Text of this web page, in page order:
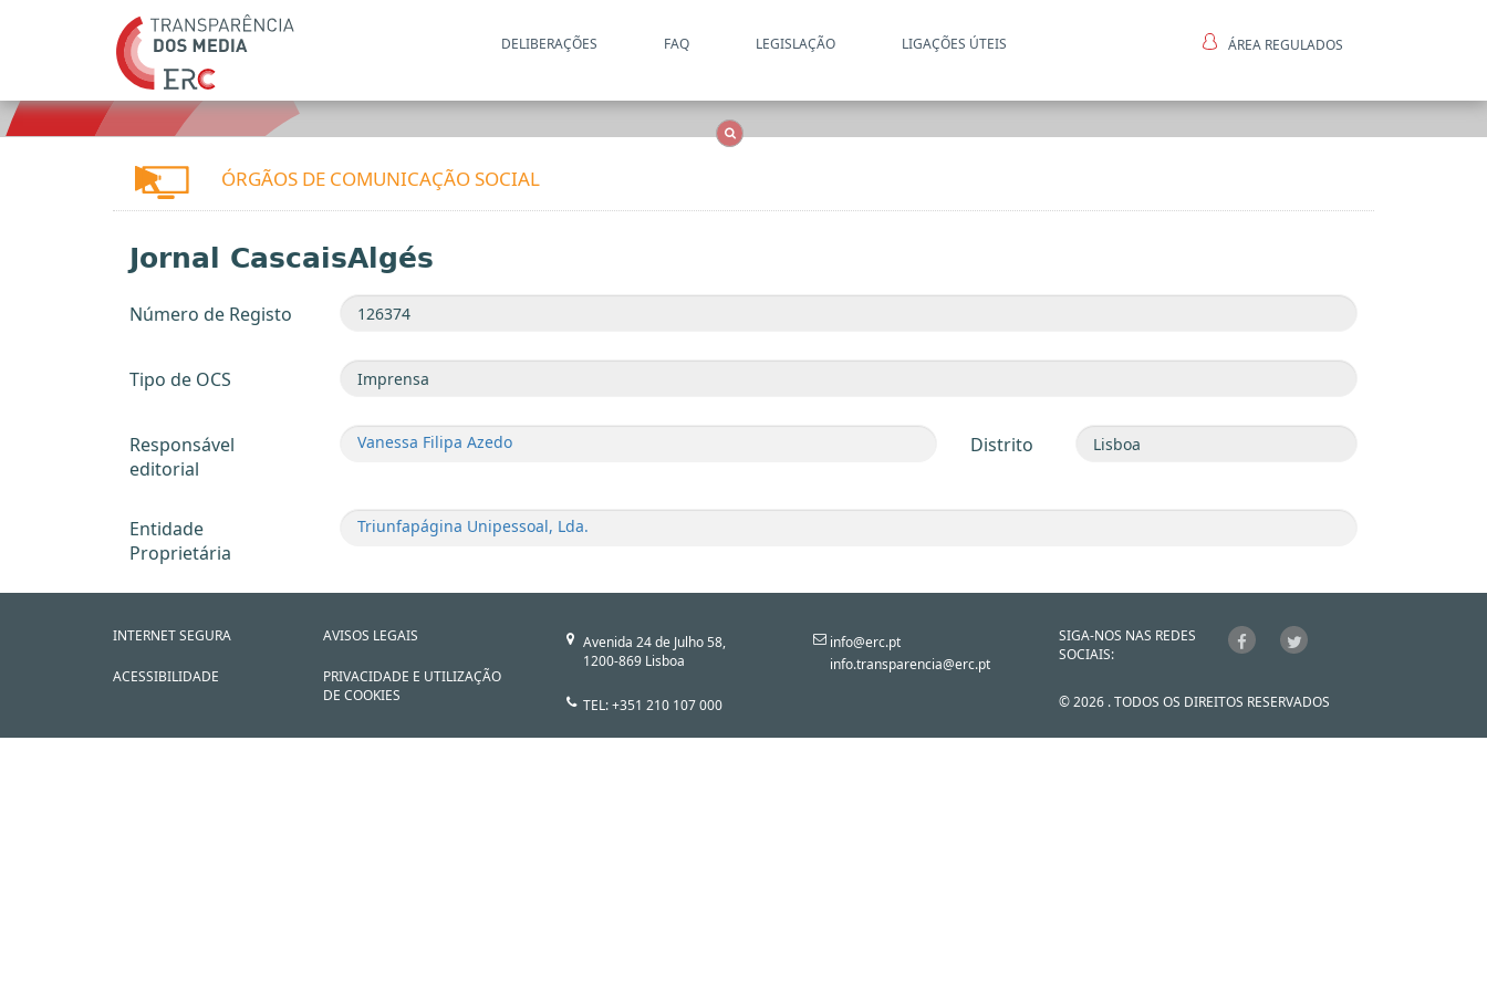
DELIBERAÇÕES FAQ LEGISLAÇÃO LIGAÇÕES ÚTEIS ÁREA REGULADOS
ÓRGÃOS DE COMUNICAÇÃO SOCIAL
Jornal CascaisAlgés
Número de Registo
Tipo de OCS
Responsável
editorial
Vanessa Filipa Azedo Distrito
Entidade
Proprietária
Triunfapágina Unipessoal, Lda.
INTERNET SEGURA
ACESSIBILIDADE
AVISOS LEGAIS
PRIVACIDADE E UTILIZAÇÃO
DE COOKIES
Avenida 24 de Julho 58,
1200-869 Lisboa
TEL: +351 210 107 000
info@erc.pt
info.transparencia@erc.pt
SIGA-NOS NAS REDES
SOCIAIS:
© 2026 . TODOS OS DIREITOS RESERVADOS